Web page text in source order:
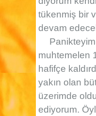
tükenmiş bir
devam
muhtemelen
hafifçe
yakın olan
üzerimde
ediyorum.